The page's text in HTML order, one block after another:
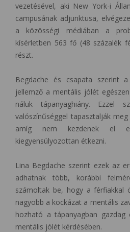
vezetésével, aki New York-i
campusának adjunktusa,
a közösségi médiában a
kísérletben 563 fő (48 százalék
részt.
Begdache és csapata szerint
jellemző a mentális jólét
náluk tápanyaghiány. Ezzel
valószínűséggel tapasztalják
amíg nem kezdenek el
kiegyensúlyozottan étkezni.
Lina Begdache szerint ezek az
adhatnak több, korábbi
számoltak be, hogy a férfiakkal
nagyobb a kockázat a mentális
hozható a tápanyagban gazdag
mentális jólét kérdésében.